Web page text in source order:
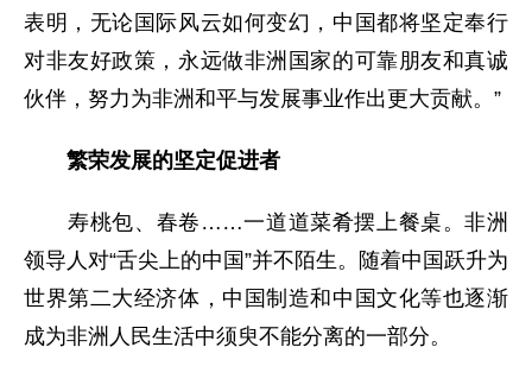
表明，无论国际风云如何变幻，中国都将坚定奉行
对非友好政策，永远做非洲国家的可靠朋友和真诚
伙伴，努力为非洲和平与发展事业作出更大贡献。”
繁荣发展的坚定促进者
寿桃包、春卷……一道道菜肴摆上餐桌。非洲
领导人对“舌尖上的中国”并不陌生。随着中国跃升为
世界第二大经济体，中国制造和中国文化等也逐渐
成为非洲人民生活中须臾不能分离的一部分。